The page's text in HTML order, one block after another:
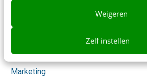
Weigeren
Zelf instellen
Klantcontact & CX
Marketing